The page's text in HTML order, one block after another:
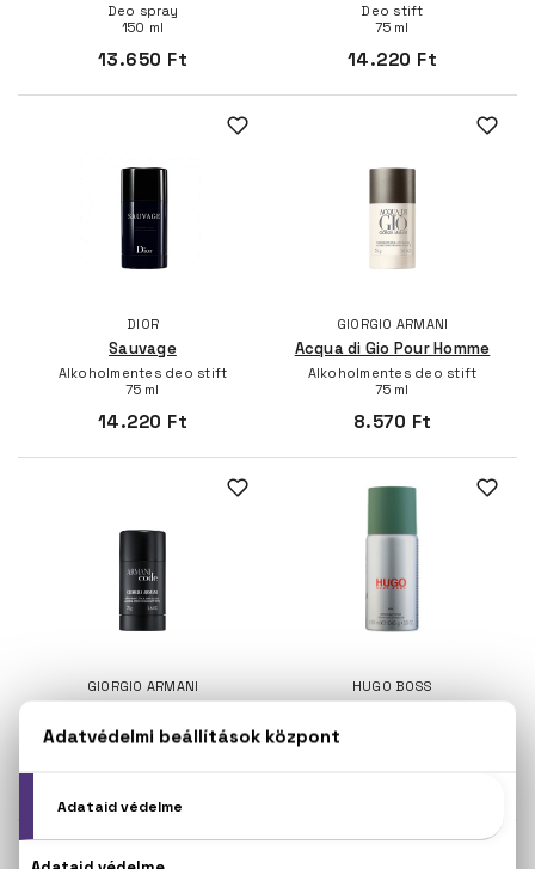
Deo spray
150 ml
13.650 Ft
Deo stift
75 ml
14.220 Ft
DIOR
Sauvage
Alkoholmentes deo stift
75 ml
14.220 Ft
GIORGIO ARMANI
Acqua di Gio Pour Homme
Alkoholmentes deo stift
75 ml
8.570 Ft
GIORGIO ARMANI
Deo stift
HUGO BOSS